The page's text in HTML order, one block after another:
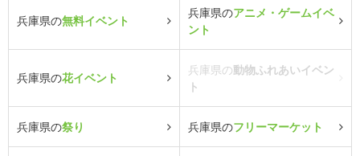
兵庫県の無料イベント
兵庫県のアニメ・ゲームイベ
ント
兵庫県の花イベント
兵庫県の動物ふれあいイベン
ト
兵庫県の祭り 兵庫県のフリーマーケット